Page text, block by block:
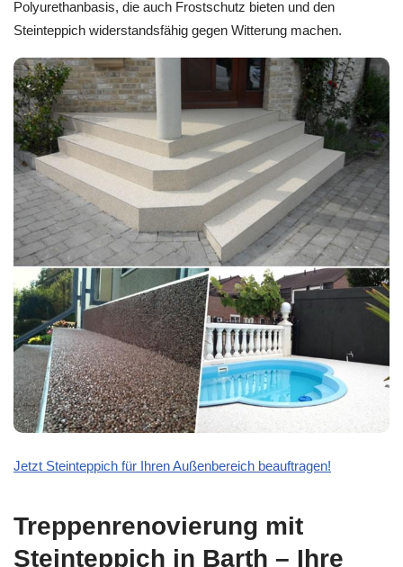
Polyurethanbasis, die auch Frostschutz bieten und den
Steinteppich widerstandsfähig gegen Witterung machen.
Jetzt Steinteppich für Ihren Außenbereich beauftragen!
Treppenrenovierung mit
Steinteppich in Barth – Ihre